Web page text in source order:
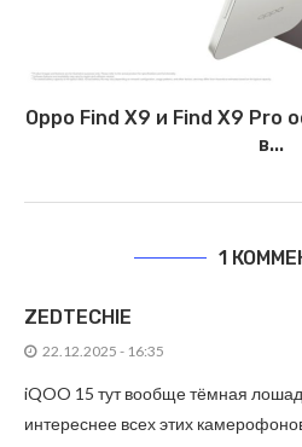
Oppo Find X9 и Find X9 Pro
в...
1
ZEDTECHIE
22.12.2025 - 16:35
iQOO 15 тут вообще тёмная
интереснее всех этих